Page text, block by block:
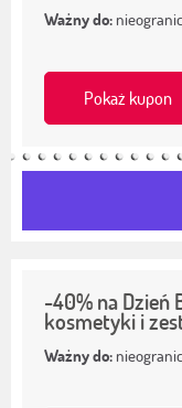
Ważny do:
Pokaż kupon
-40% na Dzień
kosmetyki i
Ważny do: